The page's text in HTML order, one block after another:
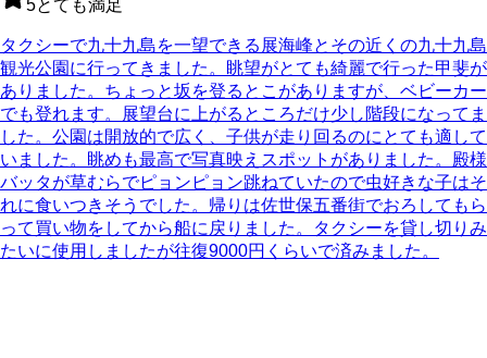
5とても満足
タクシーで九十九島を一望できる展海峰とその近くの九十九島
観光公園に行ってきました。眺望がとても綺麗で行った甲斐が
ありました。ちょっと坂を登るとこがありますが、ベビーカー
でも登れます。展望台に上がるところだけ少し階段になってま
した。公園は開放的で広く、子供が走り回るのにとても適して
いました。眺めも最高で写真映えスポットがありました。殿様
バッタが草むらでピョンピョン跳ねていたので虫好きな子はそ
れに食いつきそうでした。帰りは佐世保五番街でおろしてもら
って買い物をしてから船に戻りました。タクシーを貸し切りみ
たいに使用しましたが往復9000円くらいで済みました。